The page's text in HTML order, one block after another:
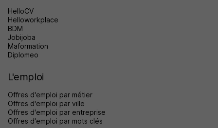
HelloCV
Helloworkplace
BDM
Jobijoba
Maformation
Diplomeo
L'emploi
Offres d'emploi par métier
Offres d'emploi par ville
Offres d'emploi par entreprise
Offres d'emploi par mots clés